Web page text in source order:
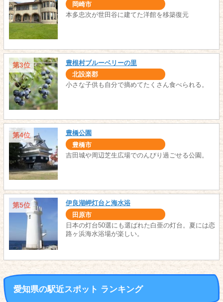
岡崎市
本多忠次が世田谷に建てた洋館を移築復元
第3位 豊根村ブルーベリーの里
北設楽郡
小さな子供も自分で摘めてたくさん食べられる。
第4位 豊橋公園
豊橋市
吉田城や周辺芝生広場でのんびり過ごせる公園。
第5位 伊良湖岬灯台と海水浴
田原市
日本の灯台50選にも選ばれた白亜の灯台。夏には恋
路ヶ浜海水浴場が楽しい。
愛知県の駅近スポット ランキング